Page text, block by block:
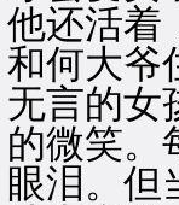
他还活着
和何大爷
无言的女
的微笑。
眼泪。但